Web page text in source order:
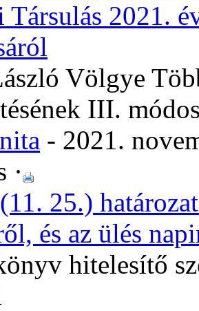
Társulás 2021.
Völgye
III.
- 2021.
·
25.)
és az ülés
hitelesítő